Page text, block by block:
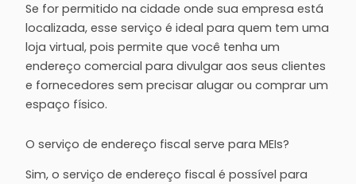
Se for permitido na cidade onde sua empresa está
localizada, esse serviço é ideal para quem tem uma
loja virtual, pois permite que você tenha um
endereço comercial para divulgar aos seus clientes
e fornecedores sem precisar alugar ou comprar um
espaço físico.
O serviço de endereço fiscal serve para MEIs?
Sim, o serviço de endereço fiscal é possível para